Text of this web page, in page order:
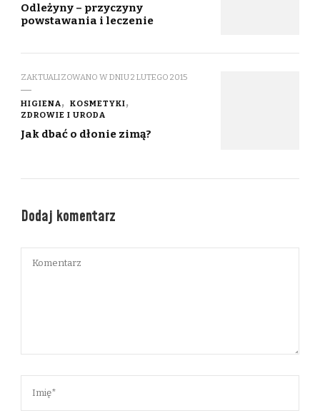
Odleżyny – przyczyny
powstawania i leczenie
ZAKTUALIZOWANO W DNIU2 LUTEGO 2015
HIGIENA
KOSMETYKI
ZDROWIE I URODA
Jak dbać o dłonie zimą?
Dodaj komentarz